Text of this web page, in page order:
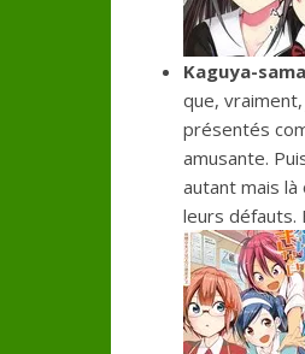
Kaguya-
que, vraiment,
présentés
amusante.
autant mais
leurs défauts.